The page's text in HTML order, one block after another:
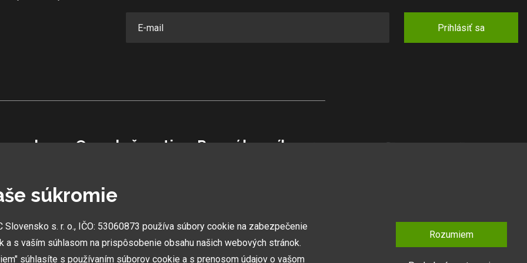
Prihlásiť sa
06
O spoločnosti
Vlastná výroba
Kontaktné údaje
Kariéra
Pre zákazníka
Zákazník & partner
Reklamácia
Novinky
súkromie
Slovensko s. r. o., IČO: 53060873 používa súbory cookie na zabezpečenie
a s vaším súhlasom na prispôsobenie obsahu našich webových stránok.
súhlasíte s používaním súborov cookie a s prenosom údajov o vašom
Rozumiem